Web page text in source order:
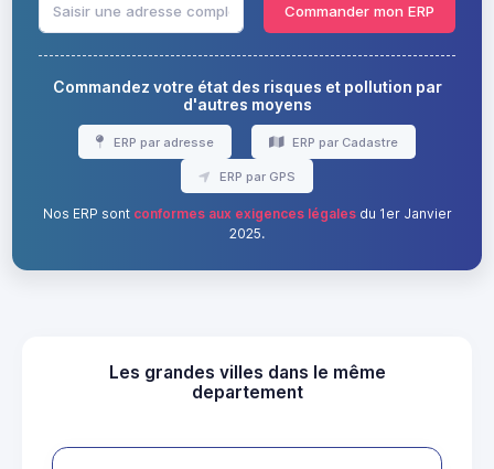
Commander mon ERP
Commandez votre état des risques et pollution par
d'autres moyens
ERP par adresse ERP par Cadastre
ERP par GPS
Nos ERP sont conformes aux exigences légalesdu 1er Janvier
2025.
Les grandes villes dans le même
departement